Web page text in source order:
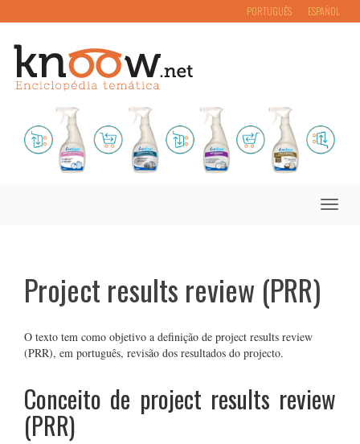
PORTUGUÊS ESPAÑOL
Toggle
Project results review (PRR)
O texto tem como objetivo a definição de project results review
(PRR), em português, revisão dos resultados do projecto.
Conceito de project results review
(PRR)